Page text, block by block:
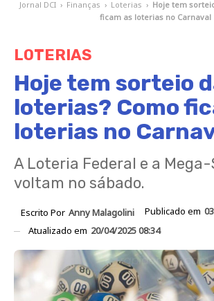
Jornal DCI › Finanças › Loterias › Hoje tem
ficam as loterias no Carnaval
LOTERIAS
Hoje tem sorteio
loterias? Como
loterias no
A Loteria Federal e a Mega-
voltam no sábado.
Escrito Por Anny Malagolini Publicado em
Atualizado em 20/04/2025 08:34